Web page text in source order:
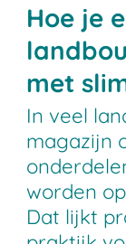
Hoe je
met
In veel
magazijn
worden
Dat lijkt